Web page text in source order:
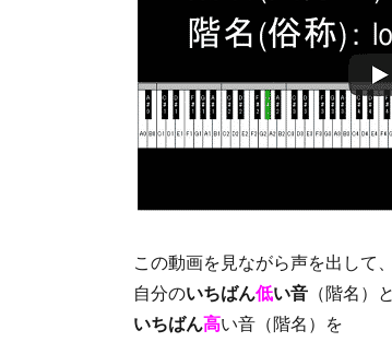
この動画を見ながら声を出して、
自分のいちばん低い音 （階名）と
いちばん高い音（階名）を